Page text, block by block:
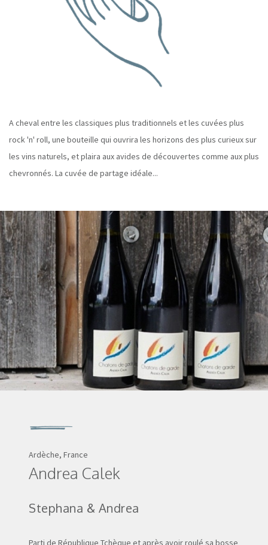
A cheval entre les classiques plus traditionnels et les cuvées plus
rock 'n' roll, une bouteille qui ouvrira les horizons des plus curieux sur
les vins naturels, et plaira aux avides de découvertes comme aux plus
chevronnés. La cuvée de partage idéale...
Ardèche, France
Andrea Calek
Stephana & Andrea
Parti de République Tchèque et après avoir roulé sa bosse